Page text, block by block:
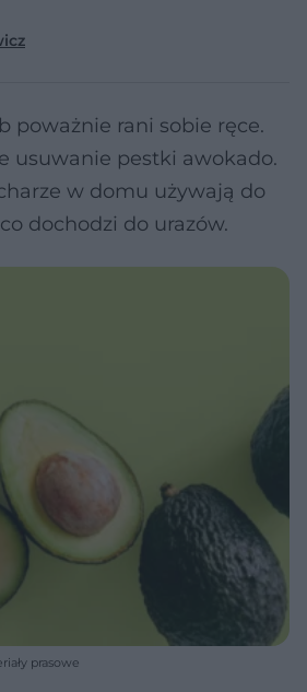
poważnie rani sobie ręce.
usuwanie pestki awokado.
w domu używają do
dochodzi do urazów.
prasowe